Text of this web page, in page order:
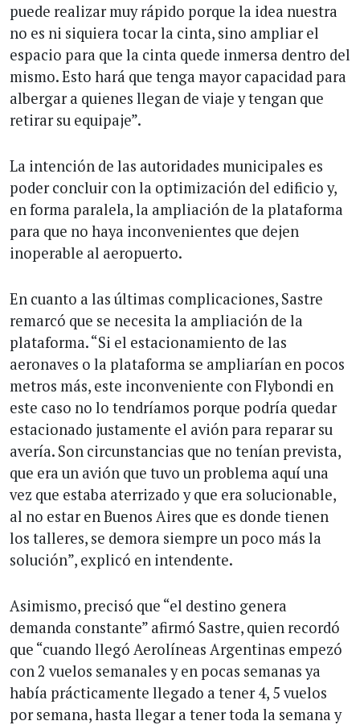
puede realizar muy rápido porque la idea nuestra
no es ni siquiera tocar la cinta, sino ampliar el
espacio para que la cinta quede inmersa dentro del
mismo. Esto hará que tenga mayor capacidad para
albergar a quienes llegan de viaje y tengan que
retirar su equipaje”.
La intención de las autoridades municipales es
poder concluir con la optimización del edificio y,
en forma paralela, la ampliación de la plataforma
para que no haya inconvenientes que dejen
inoperable al aeropuerto.
En cuanto a las últimas complicaciones, Sastre
remarcó que se necesita la ampliación de la
plataforma. “Si el estacionamiento de las
aeronaves o la plataforma se ampliarían en pocos
metros más, este inconveniente con Flybondi en
este caso no lo tendríamos porque podría quedar
estacionado justamente el avión para reparar su
avería. Son circunstancias que no tenían prevista,
que era un avión que tuvo un problema aquí una
vez que estaba aterrizado y que era solucionable,
al no estar en Buenos Aires que es donde tienen
los talleres, se demora siempre un poco más la
solución”, explicó en intendente.
Asimismo, precisó que “el destino genera
demanda constante” afirmó Sastre, quien recordó
que “cuando llegó Aerolíneas Argentinas empezó
con 2 vuelos semanales y en pocas semanas ya
había prácticamente llegado a tener 4, 5 vuelos
por semana, hasta llegar a tener toda la semana y